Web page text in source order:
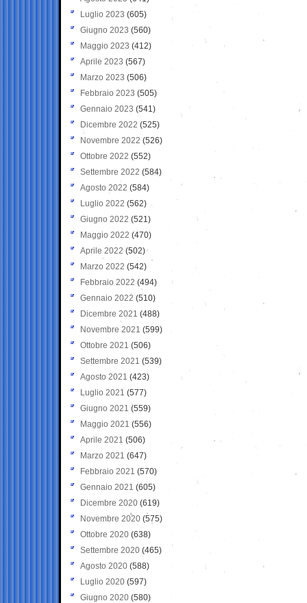
Luglio 2023 (605)
Giugno 2023 (560)
Maggio 2023 (412)
Aprile 2023 (567)
Marzo 2023 (506)
Febbraio 2023 (505)
Gennaio 2023 (541)
Dicembre 2022 (525)
Novembre 2022 (526)
Ottobre 2022 (552)
Settembre 2022 (584)
Agosto 2022 (584)
Luglio 2022 (562)
Giugno 2022 (521)
Maggio 2022 (470)
Aprile 2022 (502)
Marzo 2022 (542)
Febbraio 2022 (494)
Gennaio 2022 (510)
Dicembre 2021 (488)
Novembre 2021 (599)
Ottobre 2021 (506)
Settembre 2021 (539)
Agosto 2021 (423)
Luglio 2021 (577)
Giugno 2021(559)
Maggio 2021 (556)
Aprile 2021 (506)
Marzo 2021 (647)
Febbraio 2021 (570)
Gennaio 2021 (605)
Dicembre 2020 (619)
Novembre 2020 (575)
Ottobre 2020 (638)
Settembre 2020(465)
Agosto 2020 (588)
Luglio 2020 (597)
Giugno 2020 (580)